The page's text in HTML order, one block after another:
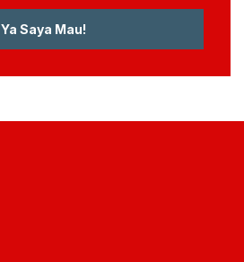
Ya Saya Mau!